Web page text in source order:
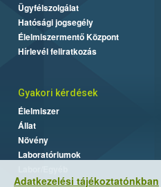
Adatkezelési tájékoztatónkban
Ügyfélszolgálat
Hatósági jogsegély
Élelmiszermentő Központ
Hírlevél feliratkozás
Gyakori kérdések
Élelmiszer
Állat
Növény
Laboratóriumok